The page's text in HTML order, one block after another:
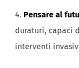
Pensare al
duraturi, capaci
interventi